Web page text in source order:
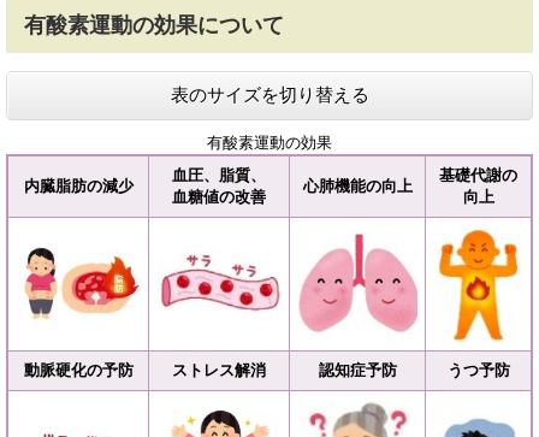
有酸素運動の効果について
表のサイズを切り替える
有酸素運動の効果
内臓脂肪の減少
血圧、脂質、
血糖値の改善
心肺機能の向上
基礎代謝の
向上
動脈硬化の予防 ストレス解消 認知症予防 うつ予防